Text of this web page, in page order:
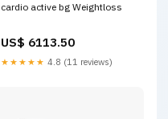
cardio active bg Weightloss
US$ 6113.50
★★★★★ 4.8 (11 reviews)